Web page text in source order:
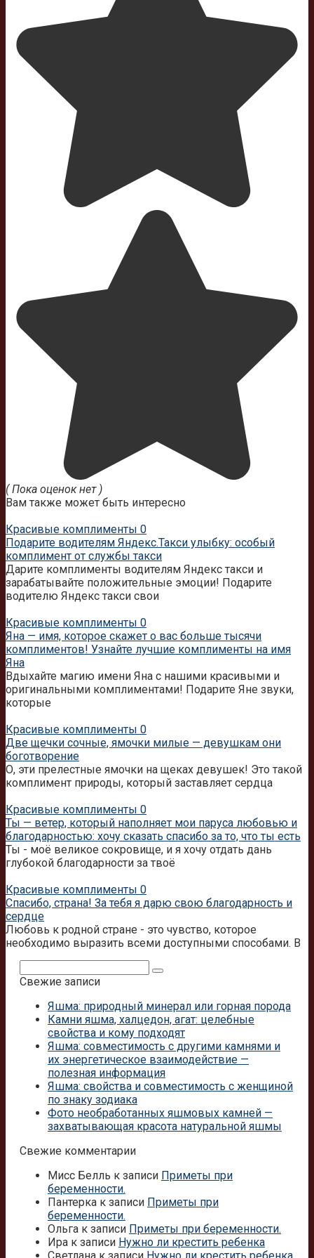
( Пока оценок нет )
Вам также может быть интересно
Красивые комплименты 0
Подарите водителям Яндекс.Такси улыбку: особый
комплимент от службы такси
Дарите комплименты водителям Яндекс такси и
зарабатывайте положительные эмоции! Подарите
водителю Яндекс такси свои
Красивые комплименты 0
Яна — имя, которое скажет о вас больше тысячи
комплиментов! Узнайте лучшие комплименты на имя
Яна
Вдыхайте магию имени Яна с нашими красивыми и
оригинальными комплиментами! Подарите Яне звуки,
которые
Красивые комплименты 0
Две щечки сочные, ямочки милые — девушкам они
боготворение
О, эти прелестные ямочки на щеках девушек! Это такой
комплимент природы, который заставляет сердца
Красивые комплименты 0
Ты — ветер, который наполняет мои паруса любовью и
благодарностью: хочу сказать спасибо за то, что ты есть
Ты - моё великое сокровище, и я хочу отдать дань
глубокой благодарности за твоё
Красивые комплименты 0
Спасибо, страна! За тебя я дарю свою благодарность и
сердце
Любовь к родной стране - это чувство, которое
необходимо выразить всеми доступными способами. В
Свежие записи
Яшма: природный минерал или горная порода
Камни яшма, халцедон, агат: целебные
свойства и кому подходят
Яшма: совместимость с другими камнями и
их энергетическое взаимодействие —
полезная информация
Яшма: свойства и совместимость с женщиной
по знаку зодиака
Фото необработанных яшмовых камней —
захватывающая красота натуральной яшмы
Свежие комментарии
Мисс Белль к записи Приметы при
беременности.
Пантерка к записи Приметы при
беременности.
Ольга к записи Приметы при беременности.
Ира к записи Нужно ли крестить ребенка
Светлана к записи Нужно ли крестить ребенка